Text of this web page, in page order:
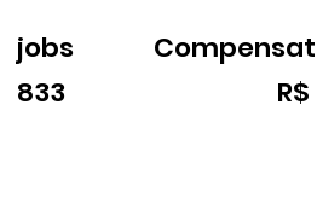
jobs
833